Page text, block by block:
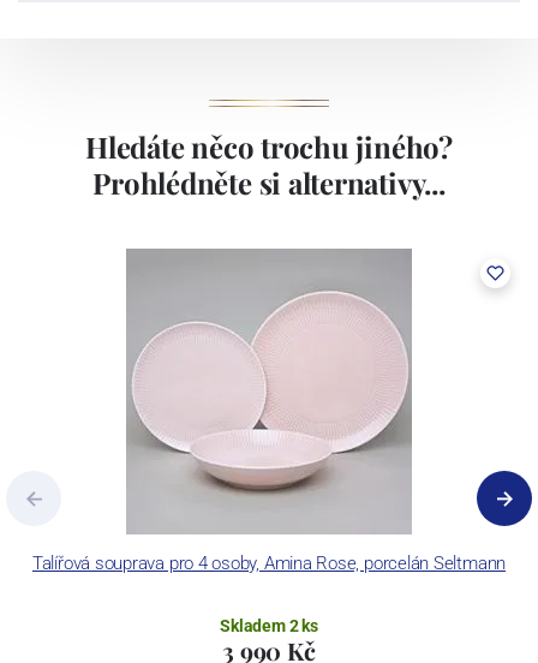
Hledáte něco trochu jiného?
Prohlédněte si alternativy...
Talířová souprava pro 4 osoby, Amina Rose, porcelán Seltmann
Skladem 2 ks
3 990 Kč